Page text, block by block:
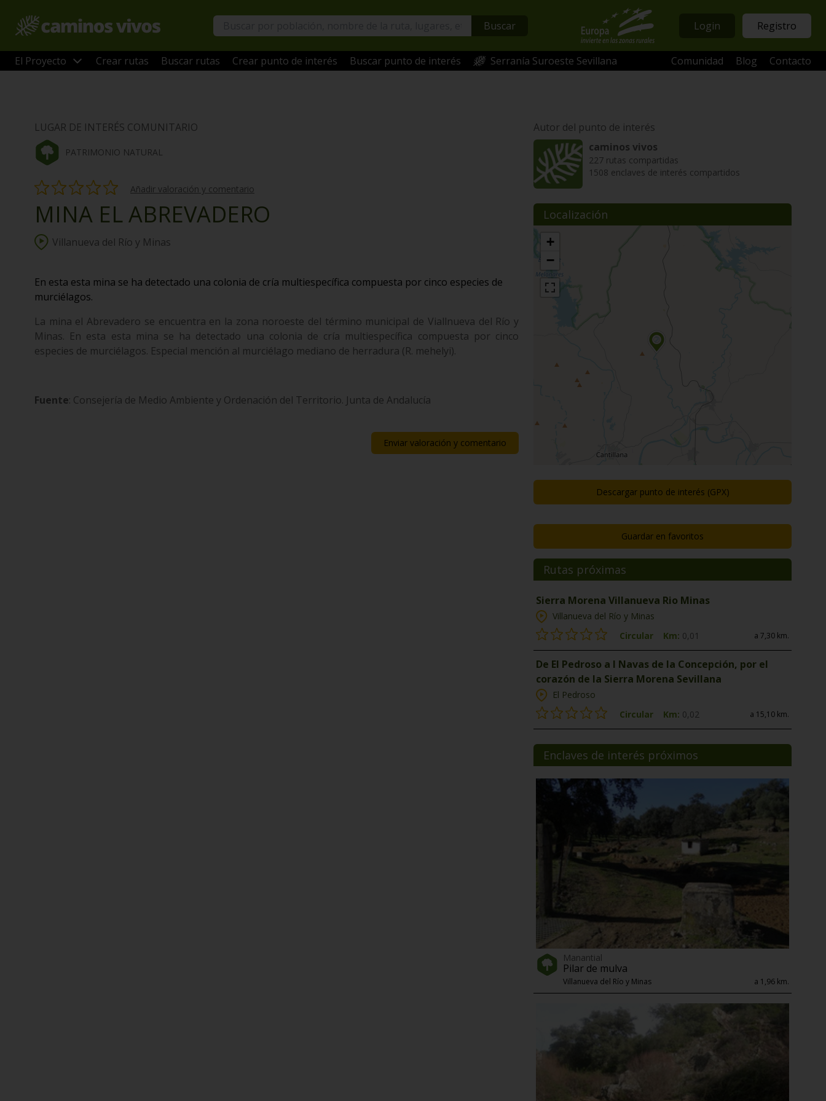
Buscar Login Registro
El Proyecto Crear rutas Buscar rutas Crear punto de interés Buscar punto de interés Serranía Suroeste Sevillana Comunidad Blog Contacto
LUGAR DE INTERÉS COMUNITARIO
PATRIMONIO NATURAL
Añadir valoración y comentario
MINA EL ABREVADERO
Villanueva del Río y Minas
En esta esta mina se ha detectado una colonia de cría multiespecífica compuesta por cinco especies de
murciélagos.
La mina el Abrevadero se encuentra en la zona noroeste del término municipal de Viallnueva del Río y
Minas. En esta esta mina se ha detectado una colonia de cría multiespecífica compuesta por cinco
especies de murciélagos. Especial mención al murciélago mediano de herradura (R. mehelyi).
Fuente: Consejería de Medio Ambiente y Ordenación del Territorio. Junta de Andalucía
Enviar valoración y comentario
Autor del punto de interés
caminos vivos
227 rutas compartidas
1508 enclaves de interés compartidos
Localización
+
−
Descargar punto de interés (GPX)
Guardar en favoritos
Rutas próximas
Sierra Morena Villanueva Rio Minas
Villanueva del Río y Minas
Circular
Km: 0,01 a 7,30 km.
De El Pedroso a l Navas de la Concepción, por el
corazón de la Sierra Morena Sevillana
El Pedroso
Circular
Km: 0,02 a 15,10 km.
Enclaves de interés próximos
Manantial
Pilar de mulva
Villanueva del Río y Minas a 1,96 km.